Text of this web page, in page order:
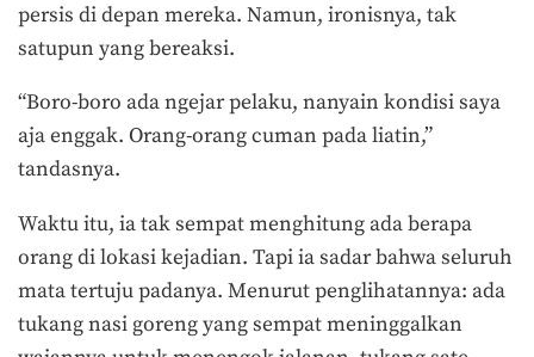
persis di depan mereka. Namun, ironisnya, tak
satupun yang bereaksi.
“Boro-boro ada ngejar pelaku, nanyain kondisi saya
aja enggak. Orang-orang cuman pada liatin,”
tandasnya.
Waktu itu, ia tak sempat menghitung ada berapa
orang di lokasi kejadian. Tapi ia sadar bahwa seluruh
mata tertuju padanya. Menurut penglihatannya: ada
tukang nasi goreng yang sempat meninggalkan